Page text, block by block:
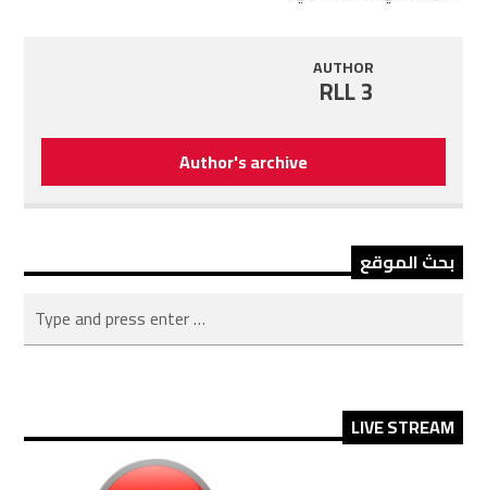
AUTHOR
RLL 3
Author's archive
بحث الموقع
LIVE STREAM